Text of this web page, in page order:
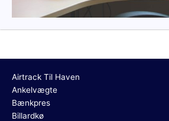
Airtrack Til Haven
Ankelvægte
Bænkpres
Billardkø